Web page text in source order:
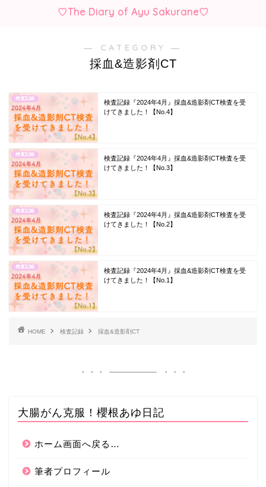
♡The Diary of Ayu Sakurane♡
― CATEGORY ―
採血&造影剤CT
検査記録
検査記録『2024年4月』採血&造影剤CT検査を受
けてきました！【No.4】
検査記録
検査記録『2024年4月』採血&造影剤CT検査を受
けてきました！【No.3】
検査記録
検査記録『2024年4月』採血&造影剤CT検査を受
けてきました！【No.2】
検査記録
検査記録『2024年4月』採血&造影剤CT検査を受
けてきました！【No.1】
HOME 検査記録 採血&造影剤CT
大腸がん克服！櫻根あゆ日記
ホーム画面へ戻る…
筆者プロフィール